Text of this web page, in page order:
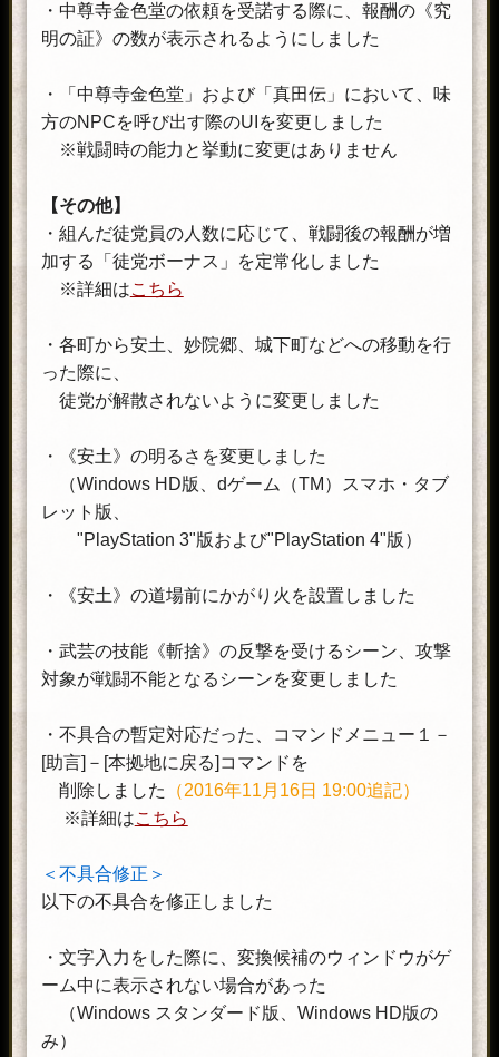
・中尊寺金色堂の依頼を受諾する際に、報酬の《究
明の証》の数が表示されるようにしました
・「中尊寺金色堂」および「真田伝」において、味
方のNPCを呼び出す際のUIを変更しました
※戦闘時の能力と挙動に変更はありません
【その他】
・組んだ徒党員の人数に応じて、戦闘後の報酬が増
加する「徒党ボーナス」を定常化しました
※詳細はこちら
・各町から安土、妙院郷、城下町などへの移動を行
った際に、
徒党が解散されないように変更しました
・《安土》の明るさを変更しました
（Windows HD版、dゲーム（TM）スマホ・タブ
レット版、
"PlayStation 3"版および"PlayStation 4"版）
・《安土》の道場前にかがり火を設置しました
・武芸の技能《斬捨》の反撃を受けるシーン、攻撃
対象が戦闘不能となるシーンを変更しました
・不具合の暫定対応だった、コマンドメニュー１－
[助言]－[本拠地に戻る]コマンドを
削除しました
（2016年11月16日 19:00追記）
※詳細はこちら
＜不具合修正＞
以下の不具合を修正しました
・文字入力をした際に、変換候補のウィンドウがゲ
ーム中に表示されない場合があった
（Windows スタンダード版、Windows HD版の
み）